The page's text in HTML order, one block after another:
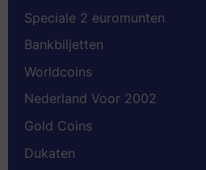
Speciale 2 euromunten
Bankbiljetten
Worldcoins
Nederland Voor 2002
Gold Coins
Dukaten